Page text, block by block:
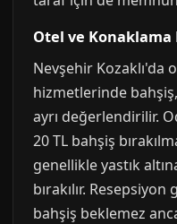
Otel ve
Nevşehir Kozaklı'da
hizmetlerinde
ayrı değerlendirilir.
20 TL bahşiş
genellikle yastık
bırakılır.
bahşiş beklemez